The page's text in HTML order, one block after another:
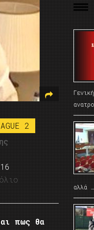
2
πως θα
αλλά …